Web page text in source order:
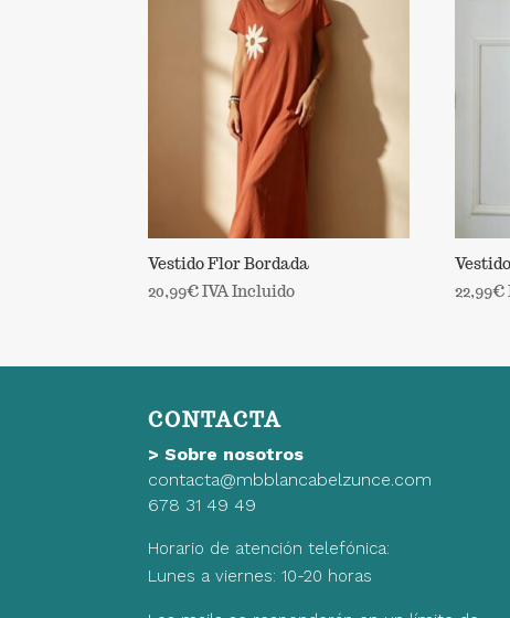
últimos
Vestido Flor Bordada
20,99€IVA Incluido
22,99€
CONTACTA
>Sobre nosotros
contacta@mbblancabelzunce.com
678 31 49 49
Horario de atención telefónica:
Lunes a viernes: 10-20 horas